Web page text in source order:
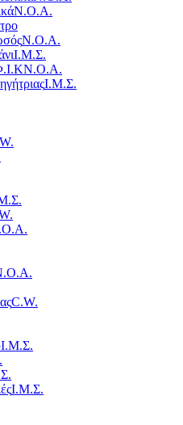
Ν.Ο.Α.
Ν.Ο.Α.
Ι.Μ.Σ.
Ν.Ο.Α.
Ι.Μ.Σ.
C.W.
Ι.Μ.Σ.
Ι.Μ.Σ.